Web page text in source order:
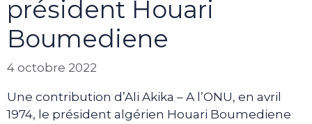
président Houari
Boumediene
4 octobre 2022
Une contribution d’Ali Akika – A l’ONU, en avril
1974, le président algérien Houari Boumediene